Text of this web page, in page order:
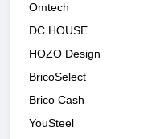
Omtech
DC HOUSE
HOZO Design
BricoSelect
Brico Cash
YouSteel